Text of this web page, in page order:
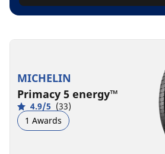
MICHELIN
Primacy 5 energy™
4.9/5 (33)
1 Awards